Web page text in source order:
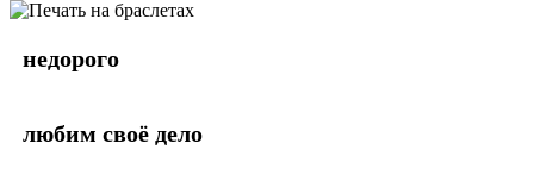
недорого
любим своё дело